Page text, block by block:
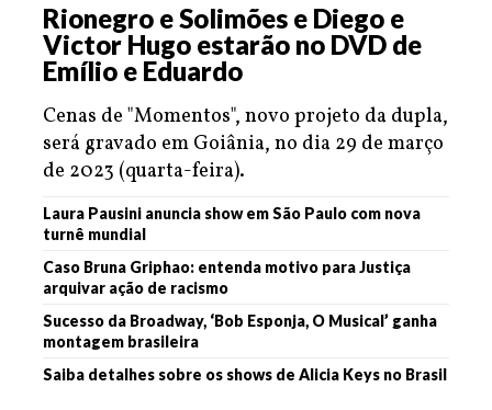
Rionegro e Solimões e Diego e
Victor Hugo estarão no DVD de
Emílio e Eduardo
Cenas de "Momentos", novo projeto da dupla,
será gravado em Goiânia, no dia 29 de março
de 2023 (quarta-feira).
Laura Pausini anuncia show em São Paulo com nova
turnê mundial
Caso Bruna Griphao: entenda motivo para Justiça
arquivar ação de racismo
Sucesso da Broadway, ‘Bob Esponja, O Musical’ ganha
montagem brasileira
Saiba detalhes sobre os shows de Alicia Keys no Brasil